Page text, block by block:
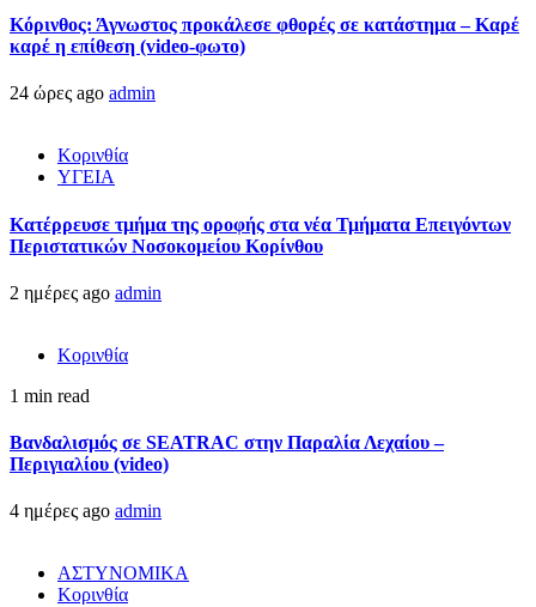
Κόρινθος: Άγνωστος προκάλεσε φθορές σε κατάστημα – Καρέ
καρέ η επίθεση (video-φωτο)
24 ώρες ago admin
Κορινθία
ΥΓΕΙΑ
Kατέρρευσε τμήμα της οροφής στα νέα Τμήματα Επειγόντων
Περιστατικών Νοσοκομείου Κορίνθου
2 ημέρες ago admin
Κορινθία
1 min read
Βανδαλισμός σε SEATRAC στην Παραλία Λεχαίου –
Περιγιαλίου (video)
4 ημέρες ago admin
ΑΣΤΥΝΟΜΙΚΑ
Κορινθία